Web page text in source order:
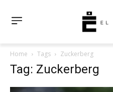
Home Tags Zuckerberg
Tag: Zuckerberg